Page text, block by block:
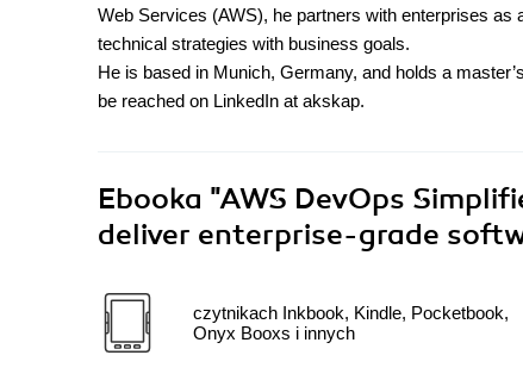
Web Services (AWS), he partners with enterprises
technical strategies with business goals.
He is based in Munich, Germany, and holds a
be reached on LinkedIn at akskap.
Ebooka "AWS DevOps
deliver enterprise-grade
czytnikach Inkbook, Kindle, Pocketbook,
Onyx Booxs i innych